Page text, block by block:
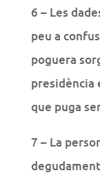
6 – Les
peu a
poguera
presidència
que puga
7 – La